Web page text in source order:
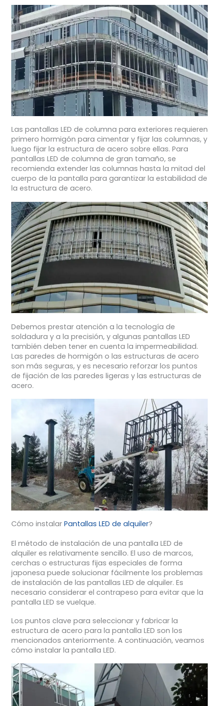
Las pantallas LED de columna para exteriores requieren
primero hormigón para cimentar y fijar las columnas, y
luego fijar la estructura de acero sobre ellas. Para
pantallas LED de columna de gran tamaño, se
recomienda extender las columnas hasta la mitad del
cuerpo de la pantalla para garantizar la estabilidad de
la estructura de acero.
Debemos prestar atención a la tecnología de
soldadura y a la precisión, y algunas pantallas LED
también deben tener en cuenta la impermeabilidad.
Las paredes de hormigón o las estructuras de acero
son más seguras, y es necesario reforzar los puntos
de fijación de las paredes ligeras y las estructuras de
acero.
Cómo instalar Pantallas LED de alquiler?
El método de instalación de una pantalla LED de
alquiler es relativamente sencillo. El uso de marcos,
cerchas o estructuras fijas especiales de forma
japonesa puede solucionar fácilmente los problemas
de instalación de las pantallas LED de alquiler. Es
necesario considerar el contrapeso para evitar que la
pantalla LED se vuelque.
Los puntos clave para seleccionar y fabricar la
estructura de acero para la pantalla LED son los
mencionados anteriormente. A continuación, veamos
cómo instalar la pantalla LED.